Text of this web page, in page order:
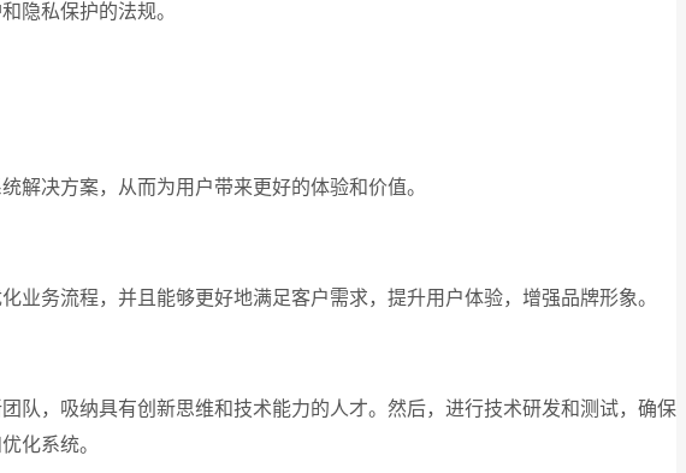
隐私保护的法规。
解决方案，从而为用户带来更好的体验和价值。
务流程，并且能够更好地满足客户需求，提升用户体验，增强品牌形象。
队，吸纳具有创新思维和技术能力的人才。然后，进行技术研发和测试，确保
化系统。